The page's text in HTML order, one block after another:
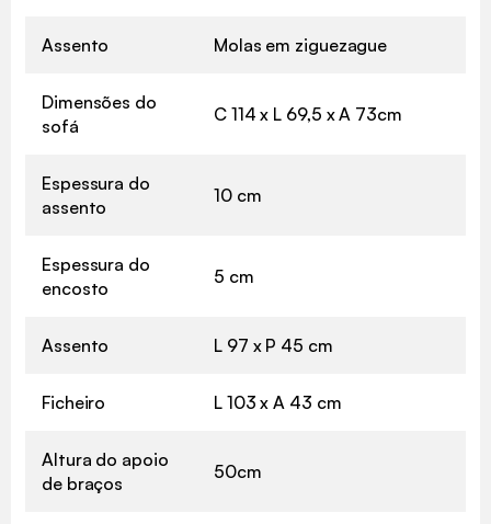
Assento Molas em ziguezague
Dimensões do
sofá
C 114 x L 69,5 x A 73cm
Espessura do
assento
10 cm
Espessura do
encosto
5 cm
Assento L 97 x P 45 cm
Ficheiro L 103 x A 43 cm
Altura do apoio
de braços
50cm